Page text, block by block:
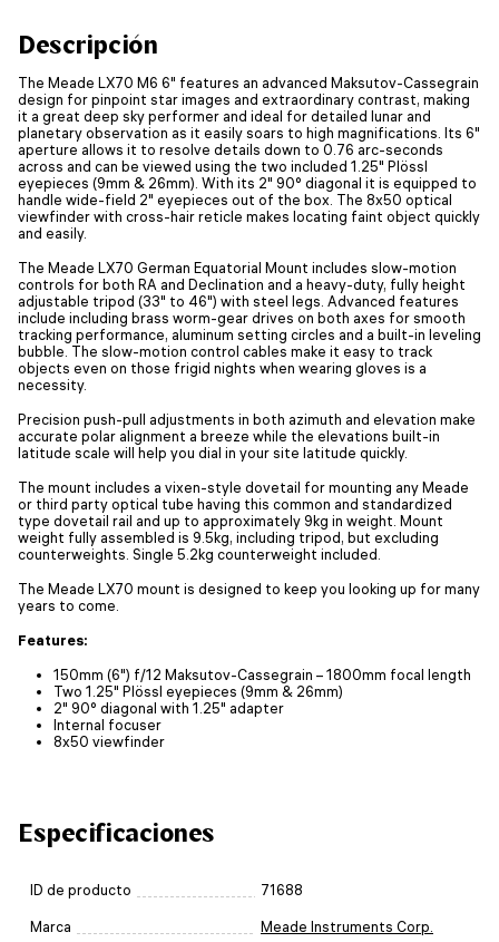
Descripción
The Meade LX70 M6 6" features an advanced Maksutov-Cassegrain
design for pinpoint star images and extraordinary contrast, making
it a great deep sky performer and ideal for detailed lunar and
planetary observation as it easily soars to high magnifications. Its 6"
aperture allows it to resolve details down to 0.76 arc-seconds
across and can be viewed using the two included 1.25" Plössl
eyepieces (9mm & 26mm). With its 2" 90° diagonal it is equipped to
handle wide-field 2" eyepieces out of the box. The 8x50 optical
viewfinder with cross-hair reticle makes locating faint object quickly
and easily.
The Meade LX70 German Equatorial Mount includes slow-motion
controls for both RA and Declination and a heavy-duty, fully height
adjustable tripod (33" to 46") with steel legs. Advanced features
include including brass worm-gear drives on both axes for smooth
tracking performance, aluminum setting circles and a built-in leveling
bubble. The slow-motion control cables make it easy to track
objects even on those frigid nights when wearing gloves is a
necessity.
Precision push-pull adjustments in both azimuth and elevation make
accurate polar alignment a breeze while the elevations built-in
latitude scale will help you dial in your site latitude quickly.
The mount includes a vixen-style dovetail for mounting any Meade
or third party optical tube having this common and standardized
type dovetail rail and up to approximately 9kg in weight. Mount
weight fully assembled is 9.5kg, including tripod, but excluding
counterweights. Single 5.2kg counterweight included.
The Meade LX70 mount is designed to keep you looking up for many
years to come.
Features:
150mm (6") f/12 Maksutov-Cassegrain – 1800mm focal length
Two 1.25" Plössl eyepieces (9mm & 26mm)
2" 90° diagonal with 1.25" adapter
Internal focuser
8x50 viewfinder
Especificaciones
ID de producto 71688
Marca Meade Instruments Corp.